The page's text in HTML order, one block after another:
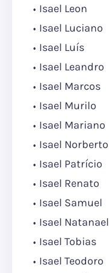
Isael Leon
Isael Luciano
Isael Luís
Isael Leandro
Isael Marcos
Isael Murilo
Isael Mariano
Isael Norberto
Isael Patrício
Isael Renato
Isael Samuel
Isael Natanael
Isael Tobias
Isael Teodoro